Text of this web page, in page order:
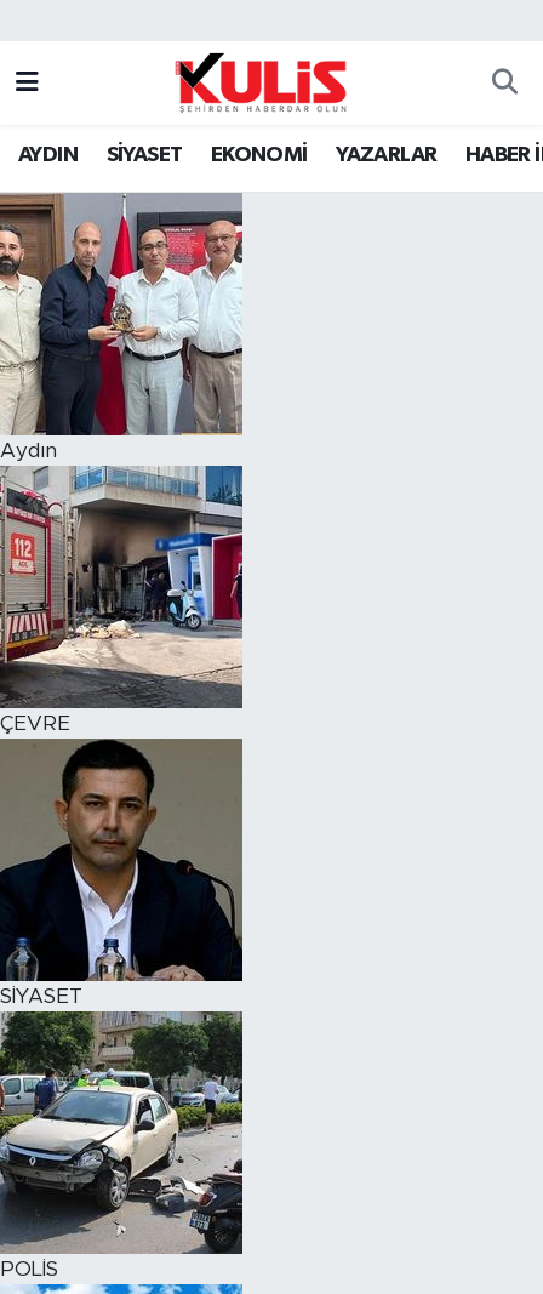
AYDIN SİYASET EKONOMİ YAZARLAR HABER
Aydın
ÇEVRE
SİYASET
POLİS